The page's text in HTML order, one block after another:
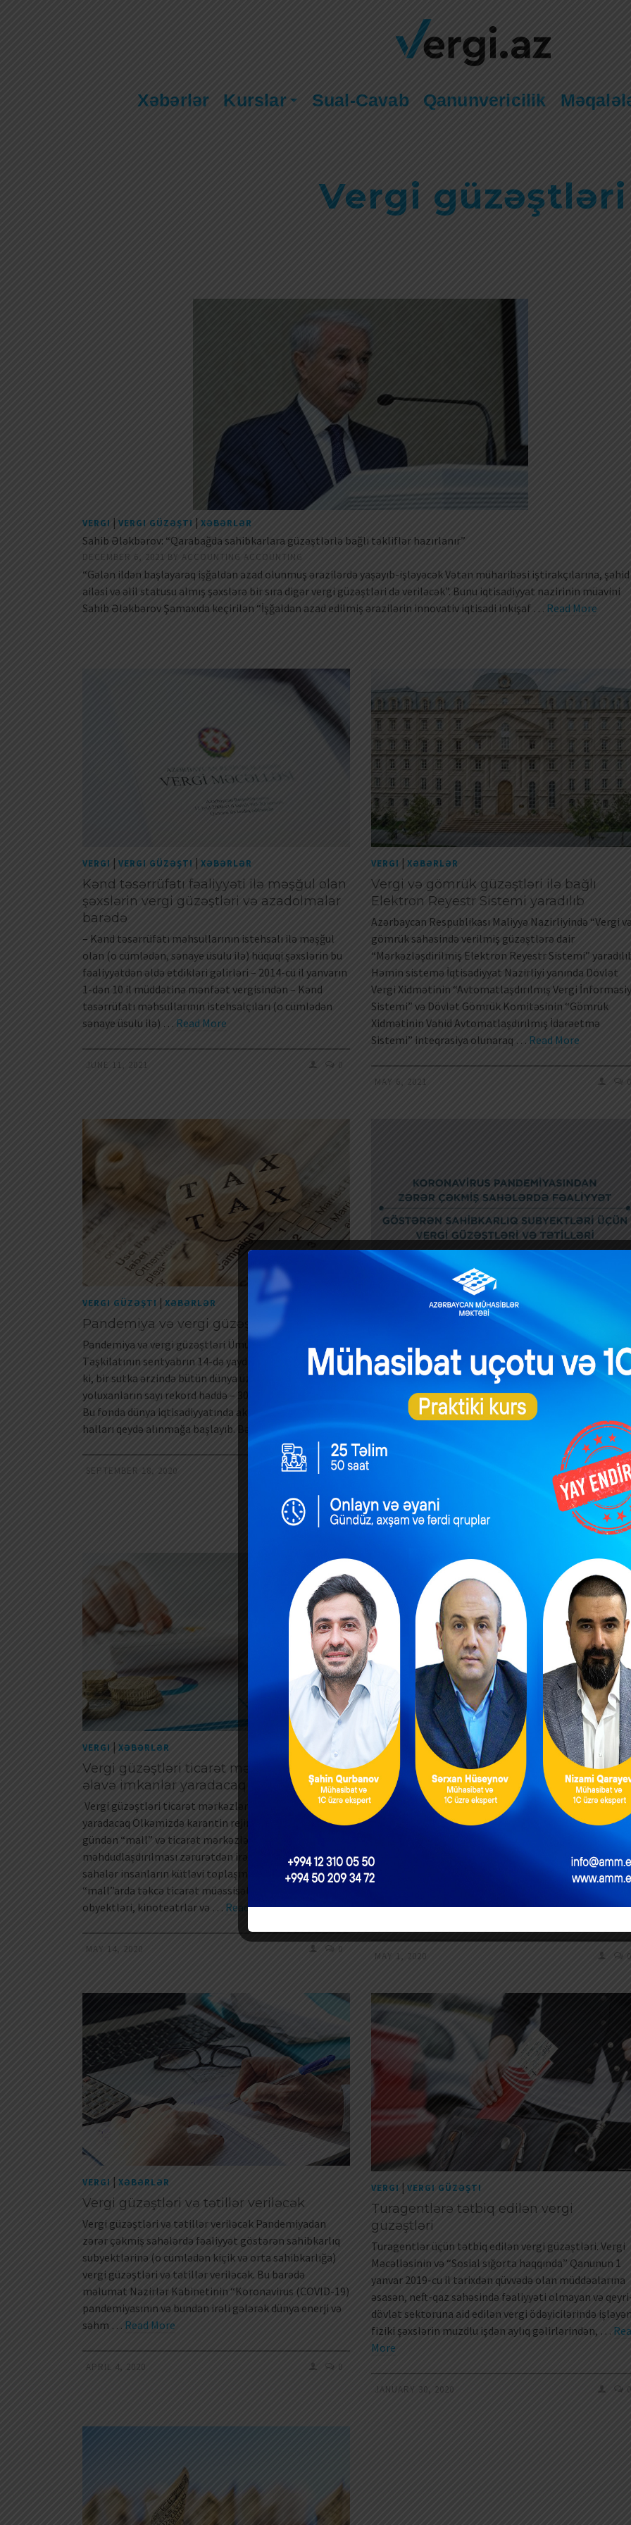
Xəbərlər Kurslar Sual-Cavab Qanunvericilik
Vergi güzəştləri
VERGI | VERGI GÜZƏŞTI | XƏBƏRLƏR
Sahib Ələkbərov: “Qarabağda sahibkarlara güzəştlərlə bağlı təkliflər hazırlanır”
DECEMBER 6, 2021 BY ACCOUNTING ACCOUNTING
“Gələn ildən başlayaraq işğaldan azad olunmuş ərazilərdə yaşayıb-işləyəcək Vətən müharibəsi iştirakçılarına, şəhid
ailəsi və əlil statusu almış şəxslərə bir sıra digər vergi güzəştləri də veriləcək”. Bunu iqtisadiyyat nazirinin müavini
Sahib Ələkbərov Şamaxıda keçirilən “İşğaldan azad edilmiş ərazilərin innovativ iqtisadi inkişaf … Read More
VERGI | VERGI GÜZƏŞTI | XƏBƏRLƏR
Kənd təsərrüfatı fəaliyyəti ilə məşğul olan
şəxslərin vergi güzəştləri və azadolmalar
barədə
– Kənd təsərrüfatı məhsullarının istehsalı ilə məşğul
olan (o cümlədən, sənaye üsulu ilə) hüquqi şəxslərin bu
fəaliyyətdən əldə etdikləri gəlirləri – 2014-cü il yanvarın
1-dən 10 il müddətinə mənfəət vergisindən – Kənd
təsərrüfatı məhsullarının istehsalçıları (o cümlədən
sənaye üsulu ilə) … Read More
JUNE 11, 2021 0
VERGI | XƏBƏRLƏR
Vergi və gömrük güzəştləri ilə bağlı
Elektron Reyestr Sistemi yaradılıb
Azərbaycan Respublikası Maliyyə Nazirliyində “Vergi
gömrük sahəsində verilmiş güzəştlərə dair
“Mərkəzləşdirilmiş Elektron Reyestr Sistemi”
Həmin sistemə İqtisadiyyat Nazirliyi yanında Dövlət
Vergi Xidmətinin “Avtomatlaşdırılmış Vergi
Sistemi” və Dövlət Gömrük Komitəsinin “Gömrük
Xidmətinin Vahid Avtomatlaşdırılmış İdarəetmə
Sistemi” inteqrasiya olunaraq … Read More
MAY 6, 2021 0
VERGI GÜZƏŞTI | XƏBƏRLƏR
Pandemiya və vergi güzəştləri
Pandemiya və vergi güzəştləri Ümumdünya Səhiyyə
Təşkilatının sentyabrın 14-də yaydığı məlumatda deyilir
ki, bir sutka ərzində bütün dünya üzrə virusa
yoluxanların sayı rekord həddə – 307,9 min nəfərə çatıb.
Bu fonda dünya iqtisadiyyatında aktivliyin zəifləməsi
halları qeydə alınmağa başlayıb. Bəs … Read More
SEPTEMBER 18, 2020 0
Sahibkarlıq subyektləri üçün vergi
güzəştləri və tətilləri
Koronavirus pandemiyasından zərər çəkmiş sahələrdə
güzəştləri və tətilləri. Koronavirus pandemiyasının
təsirinə məruz qalan fəaliyyət sahələrində əmlak və
torpaq vergisindən azadolmalar. Mənbə: vergiler.az
Kapital Bank Sberbank ilə əməkdaşlığını davam etdirir
Read More
JUNE 4, 2020 0
VERGI | XƏBƏRLƏR
Vergi güzəştləri ticarət mərkəzləri üçün
əlavə imkanlar yaradacaq
Vergi güzəştləri ticarət mərkəzləri üçün əlavə imkanlar
yaradacaq Ölkəmizdə karantin rejimi tətbiq edildiyi
gündən “mall” və ticarət mərkəzlərinin fəaliyyətinin
məhdudlaşdırılması zərurətdən irəli gəlib: həmin
sahələr insanların kütləvi toplaşma məkanıdır. Bu gün
“mall”arda təkcə ticarət müəssisələri deyil, iaşə
obyektləri, kinoteatrlar və … Read More
MAY 14, 2020 0
VERGI XƏBƏRLƏR
Vergi güzəştlərinin tikinti sektoruna da
aid edilməsi təklifi verilib
Azərbaycan Sahibkarlar Konfederasiyası (ASK) vergi
güzəştlərinin tikinti sektoruna da aid edilməsini təklif
edib. ASK-dan verilən məlumata görə, bu təklifi
müəssisələri ilə İş Komissiyası”nın iclası zamanı ASK-
nın vitse-prezidenti Vüqar Abbasov səsləndirib. İclasda
MAY 1, 2020 0
VERGI | XƏBƏRLƏR
Vergi güzəştləri və tətillər veriləcək
Vergi güzəştləri və tətillər veriləcək Pandemiyadan
zərər çəkmiş sahələrdə fəaliyyət göstərən sahibkarlıq
subyektlərinə (o cümlədən kiçik və orta sahibkarlığa)
vergi güzəştləri və tətillər veriləcək. Bu barədə
məlumat Nazirlər Kabinetinin “Koronavirus (COVID-19)
pandemiyasının və bundan irəli gələrək dünya enerji və
səhm … Read More
APRIL 4, 2020 0
VERGI | VERGI GÜZƏŞTI
Turagentlərə tətbiq edilən vergi
güzəştləri
Turagentlər üçün tətbiq edilən vergi güzəştləri. Vergi
Məcəlləsinin və “Sosial sığorta haqqında” Qanunun 1
yanvar 2019-cu il tarixdən qüvvədə olan müddəalarına
əsasən, neft-qaz sahəsində fəaliyyəti olmayan və
dövlət sektoruna aid edilən vergi ödəyicilərində
fiziki şəxslərin muzdlu işdən aylıq gəlirlərindən, …
More
JANUARY 30, 2020 0